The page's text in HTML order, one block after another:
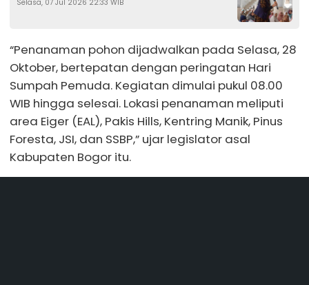
Penyejuk Hati
Selasa, 07 Jul 2026 22:33 WIB
“Penanaman pohon dijadwalkan pada Selasa, 28
Oktober, bertepatan dengan peringatan Hari
Sumpah Pemuda. Kegiatan dimulai pukul 08.00
WIB hingga selesai. Lokasi penanaman meliputi
area Eiger (EAL), Pakis Hills, Kentring Manik, Pinus
Foresta, JSI, dan SSBP,” ujar legislator asal
Kabupaten Bogor itu.